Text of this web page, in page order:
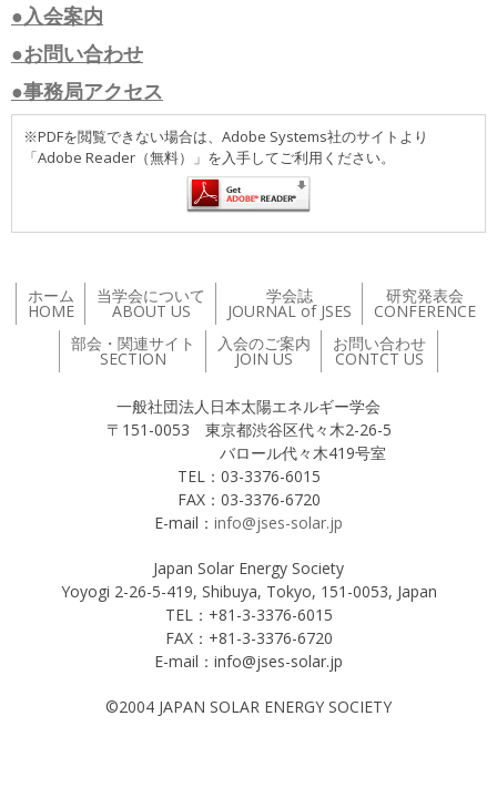
●入会案内
●お問い合わせ
●事務局アクセス
※PDFを閲覧できない場合は、Adobe Systems社のサイトより
「Adobe Reader（無料）」を入手してご利用ください。
ホーム
HOME
当学会について
ABOUT US
学会誌
JOURNAL of JSES
研究発表会
CONFERENCE
部会・関連サイト
SECTION
入会のご案内
JOIN US
お問い合わせ
CONTCT US
一般社団法人日本太陽エネルギー学会
〒151-0053 東京都渋谷区代々木2-26-5
バロール代々木419号室
TEL：03-3376-6015
FAX：03-3376-6720
E-mail： info@jses-solar.jp
Japan Solar Energy Society
Yoyogi 2-26-5-419, Shibuya, Tokyo, 151-0053, Japan
TEL：+81-3-3376-6015
FAX：+81-3-3376-6720
E-mail：info@jses-solar.jp
©2004 JAPAN SOLAR ENERGY SOCIETY